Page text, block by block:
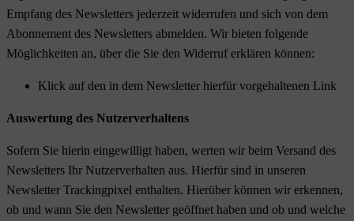
Empfang des Newsletters jederzeit widerrufen und sich von dem
Abonnement des Newsletters abmelden. Wir bieten folgende
Möglichkeiten an, über die Sie den Widerruf erklären können:
Klick auf den in dem Newsletter hierfür vorgehaltenen Link
Auswertung des Nutzerverhaltens
Sofern Sie hierin eingewilligt haben, werten wir beim Versand des
Newsletters Ihr Nutzerverhalten aus. Hierfür sind in unseren
Newsletter Trackingpixel enthalten. Hierüber können wir erkennen,
ob und wann Sie den Newsletter geöffnet haben und ob und welche